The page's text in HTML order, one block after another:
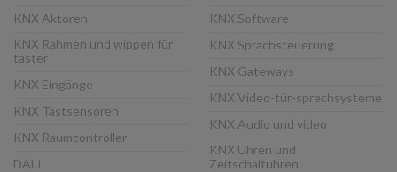
KNX Aktoren
KNX Rahmen und wippen für
taster
KNX Eingänge
KNX Tastsensoren
KNX Raumcontroller
DALI
KNX Software
KNX Sprachsteuerung
KNX Gateways
KNX Video-tür-sprechsysteme
KNX Audio und video
KNX Uhren und
Zeitschaltuhren